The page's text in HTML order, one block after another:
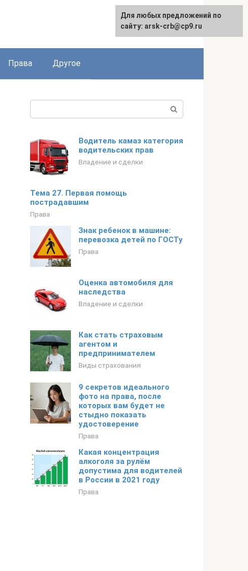
Права Другое
Водитель камаз категория
водительских прав
Владение и сделки
Тема 27. Первая помощь
пострадавшим
Права
Знак ребенок в машине:
перевозка детей по ГОСТу
Права
Оценка автомобиля для
наследства
Владение и сделки
Как стать страховым
агентом и
предпринимателем
Виды страхования
9 секретов идеального
фото на права, после
которых вам будет не
стыдно показать
удостоверение
Права
Какая концентрация
алкоголя за рулём
допустима для водителей
в России в 2021 году
Права
Для любых предложений по
сайту: arsk-crb@cp9.ru